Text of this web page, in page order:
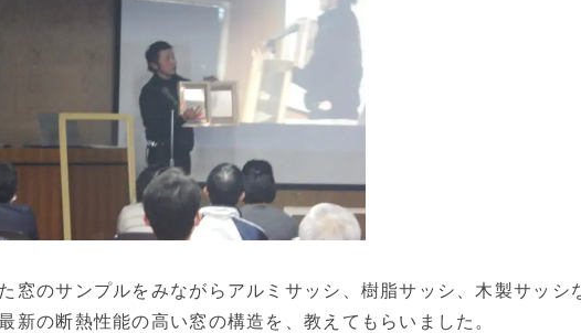
窓のサンプルをみながらアルミサッシ、樹脂サッシ、木製サッシ
新の断熱性能の高い窓の構造を、教えてもらいました。